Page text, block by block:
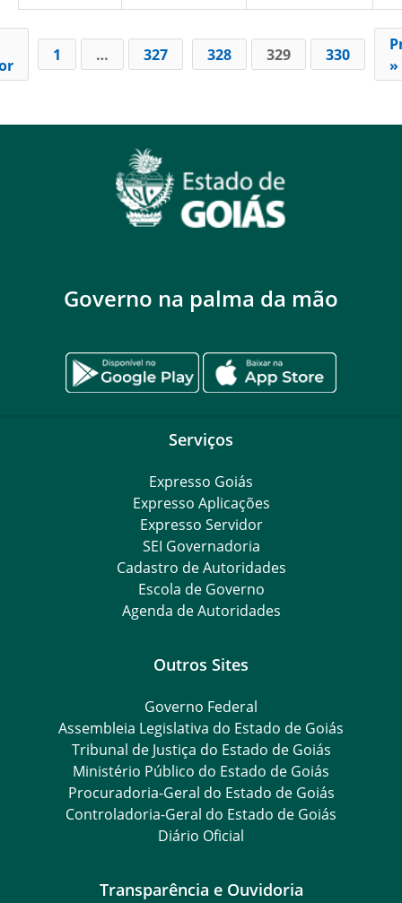
1 … 327 328 329 330
»
Governo na palma da mão
Serviços
Expresso Goiás
Expresso Aplicações
Expresso Servidor
SEI Governadoria
Cadastro de Autoridades
Escola de Governo
Agenda de Autoridades
Outros Sites
Governo Federal
Assembleia Legislativa do Estado de Goiás
Tribunal de Justiça do Estado de Goiás
Ministério Público do Estado de Goiás
Procuradoria-Geral do Estado de Goiás
Controladoria-Geral do Estado de Goiás
Diário Oficial
Transparência e Ouvidoria